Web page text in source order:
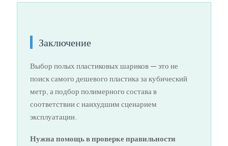
Заключение
Выбор полых пластиковых шариков — это не
поиск самого дешевого пластика за кубический
метр, а подбор полимерного состава в
соответствии с наихудшим сценарием
эксплуатации.
Нужна помощь в проверке правильности